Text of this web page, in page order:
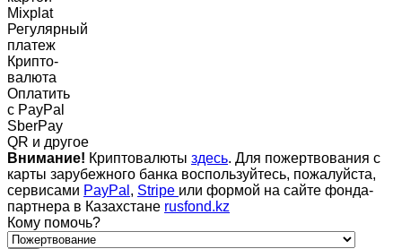
Mixplat
Регулярный
платеж
Крипто-
валюта
Оплатить
c PayPal
SberPay
QR и другое
Внимание! Криптовалюты здесь. Для пожертвования с
карты зарубежного банка воспользуйтесь, пожалуйста,
сервисами PayPal , Stripe или формой на сайте фонда-
партнера в Казахстане rusfond.kz
Кому помочь?